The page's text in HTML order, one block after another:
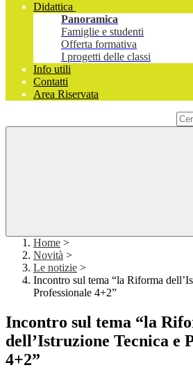
Didattica
Panoramica
Famiglie e studenti
Offerta formativa
I progetti delle classi
Info utili
Contatti
Area Riservata
Home >
Novità >
Le notizie >
Incontro sul tema “la Riforma
Professionale 4+2”
Incontro sul tema “la
dell’Istruzione Tecnica e
4+2”